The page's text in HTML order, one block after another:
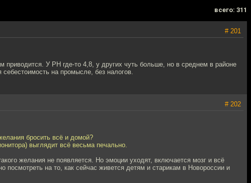
всего: 311
# 201
У РН где-то 4,8, у других чуть больше, но в среднем в районе
на промысле, без налогов.
# 202
бросить всё и домой?
выглядит всё весьма печально.
желания не появляется. Но эмоции уходят, включается мозг и всё
посмотреть на то, как сейчас живется детям и старикам в Новороссии и